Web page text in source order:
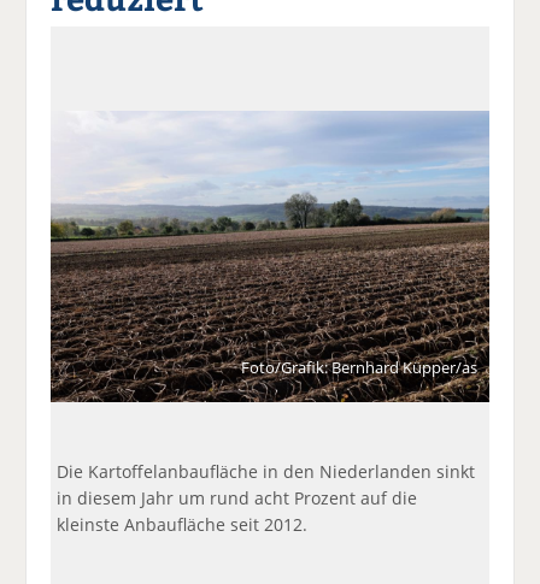
e
o
o
k
te
il
e
n
n k
e
di
n
te
il
e
n
ai
l
v
er
se
n
d
e
n
n
Foto/Grafik: Bernhard Küpper/as
Die Kartoffelanbaufläche in den Niederlanden sinkt
in diesem Jahr um rund acht Prozent auf die
kleinste Anbaufläche seit 2012.